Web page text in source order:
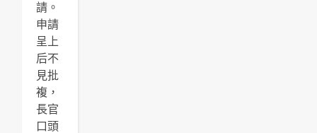
請。
申請
呈上
后不
見批
複，
長官
口頭